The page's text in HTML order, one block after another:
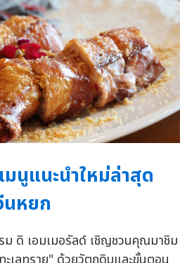
มนูแนะนำใหม่ล่าสุด
นหยก
ม ดิ เอมเมอรัลด์ เชิญชวนคุณมาชิม